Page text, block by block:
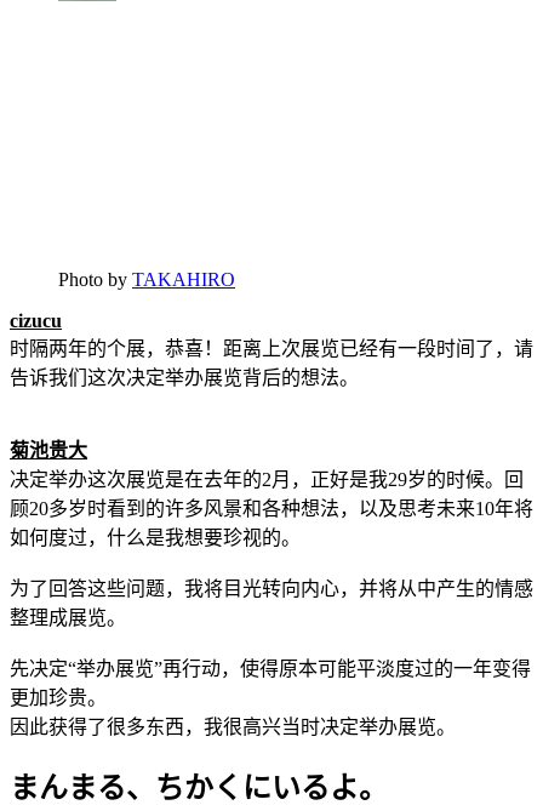
Photo by TAKAHIRO
cizucu
时隔两年的个展，恭喜！距离上次展览已经有一段时间了，请
告诉我们这次决定举办展览背后的想法。
菊池贵大
决定举办这次展览是在去年的2月，正好是我29岁的时候。回
顾20多岁时看到的许多风景和各种想法，以及思考未来10年将
如何度过，什么是我想要珍视的。
为了回答这些问题，我将目光转向内心，并将从中产生的情感
整理成展览。
先决定“举办展览”再行动，使得原本可能平淡度过的一年变得
更加珍贵。
因此获得了很多东西，我很高兴当时决定举办展览。
まんまる、ちかくにいるよ。